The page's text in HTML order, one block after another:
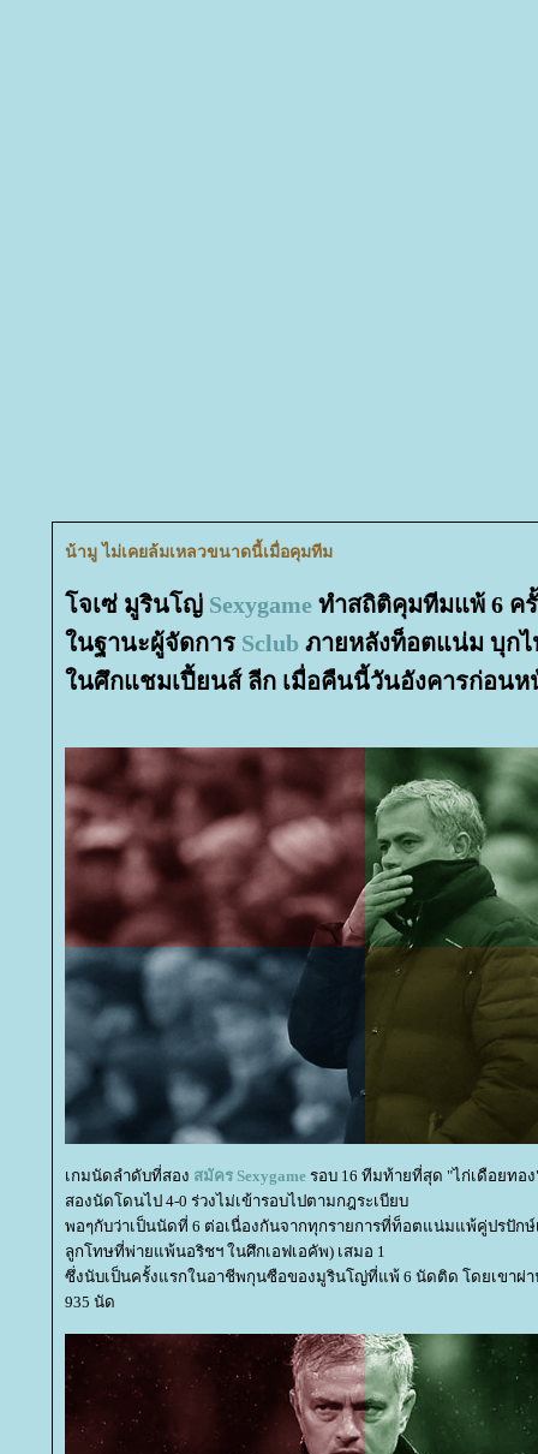
น้ามู ไม่เคยล้มเหลวขนาดนี้เมื่อคุมทีม
จเซ่ มูรินโญ่ Sexygame ทำสถิติคุมทีมแพ้ 6 ค
นฐานะผู้จัดการ Sclub ภายหลังท็อตแน่ม บุก
นศึกแชมเปี้ยนส์ ลีก เมื่อคืนนี้วันอังคารก่อนห
เกมนัดลำดับที่สอง สมัคร Sexygame รอบ 16 ทีมท้ายที่สุด "ไก่เดือยทอ
สองนัดโดนไป 4-0 ร่วงไม่เข้ารอบไปตามกฎระเบียบ
พอๆกับว่าเป็นนัดที่ 6 ต่อเนื่องกันจากทุกรายการที่ท็อตแน่มแพ้คู่ปรปักษ์
ลูกโทษที่พ่ายแพ้นอริชฯ ในศึกเอฟเอคัพ) เสมอ 1
ซึ่งนับเป็นครั้งแรกในอาชีพกุนซือของมูรินโญ่ที่แพ้ 6 นัดติด โดยเขาผ่
935 นัด